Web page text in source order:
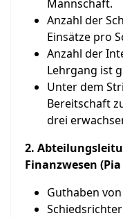
Mannschaft.
Anzahl der
Einsätze pro
Anzahl der
Lehrgang ist
Unter dem
Bereitschaft
drei
2.
Finanzwesen
Guthaben